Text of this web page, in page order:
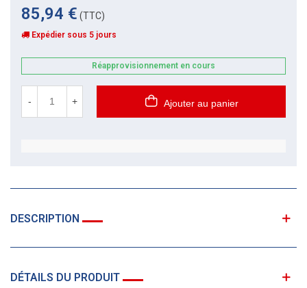
85,94 € (TTC)
Expédier sous 5 jours
Réapprovisionnement en cours
- + Ajouter au panier
DESCRIPTION
DÉTAILS DU PRODUIT